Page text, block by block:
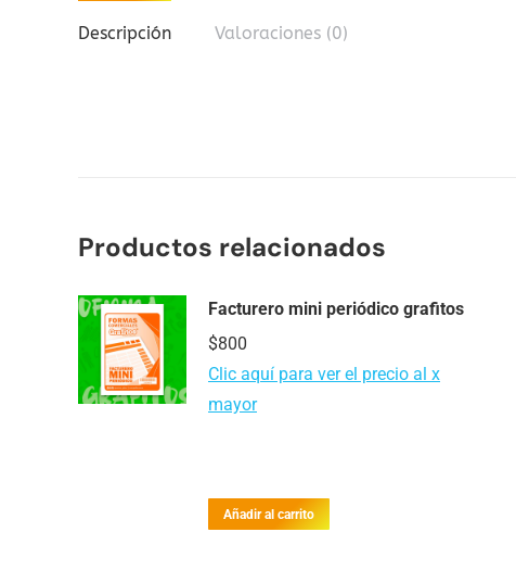
Descripción Valoraciones (0)
Productos relacionados
Facturero mini periódico grafitos
$800
Clic aquí para ver el precio al x
mayor
Añadir al carrito